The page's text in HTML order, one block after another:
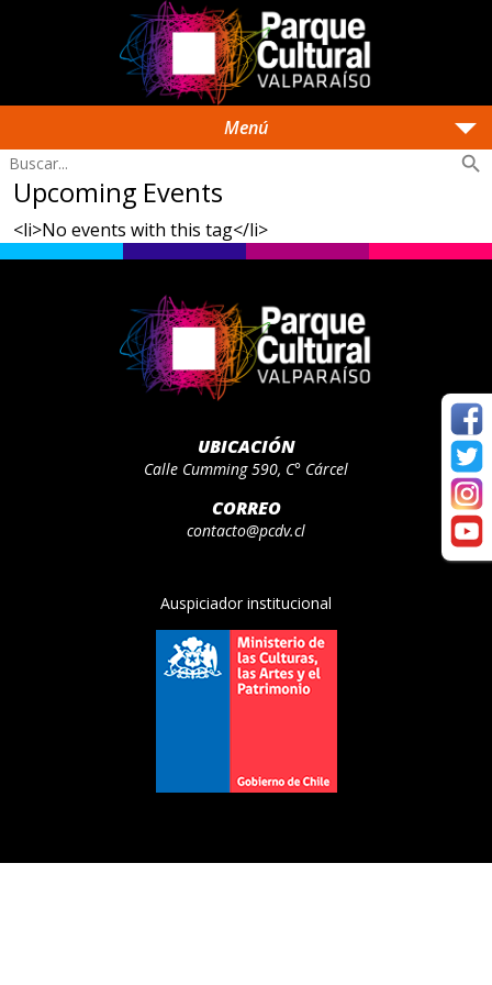
Menú arrow_drop_down
search
Upcoming Events
<li>No events with this tag</li>
UBICACIÓN
Calle Cumming 590, C° Cárcel
CORREO
contacto@pcdv.cl
Auspiciador institucional